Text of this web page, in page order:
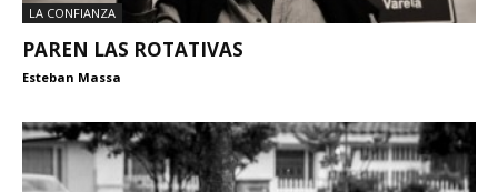
LA CONFIANZA
PAREN LAS ROTATIVAS
Esteban Massa